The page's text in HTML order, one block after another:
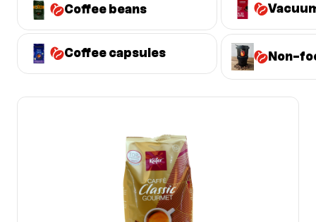
Coffee beans
Coffee capsules Non-